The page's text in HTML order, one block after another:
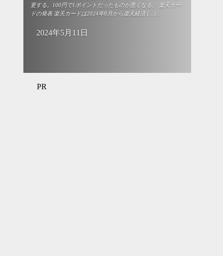
更する。100円で1ポイントだったものが悪くなる。 楽天カー
ドの発表 楽天カードは2024年8月から楽天経済 […]...
2024年5月11日
PR